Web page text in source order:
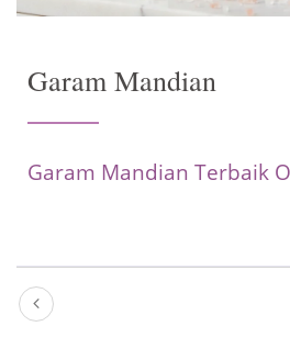
Garam Mandian
Garam Mandian Terbaik